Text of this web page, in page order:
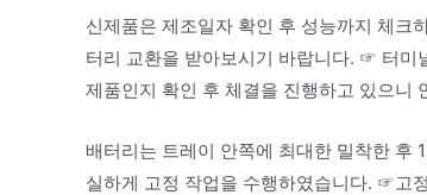
신제품은 제조일자 확인 후 성능까지 체크
터리 교환을 받아보시기 바랍니다. ☞ 터미
제품인지 확인 후 체결을 진행하고 있으니
배터리는 트레이 안쪽에 최대한 밀착한 후
실하게 고정 작업을 수행하였습니다. ☞고